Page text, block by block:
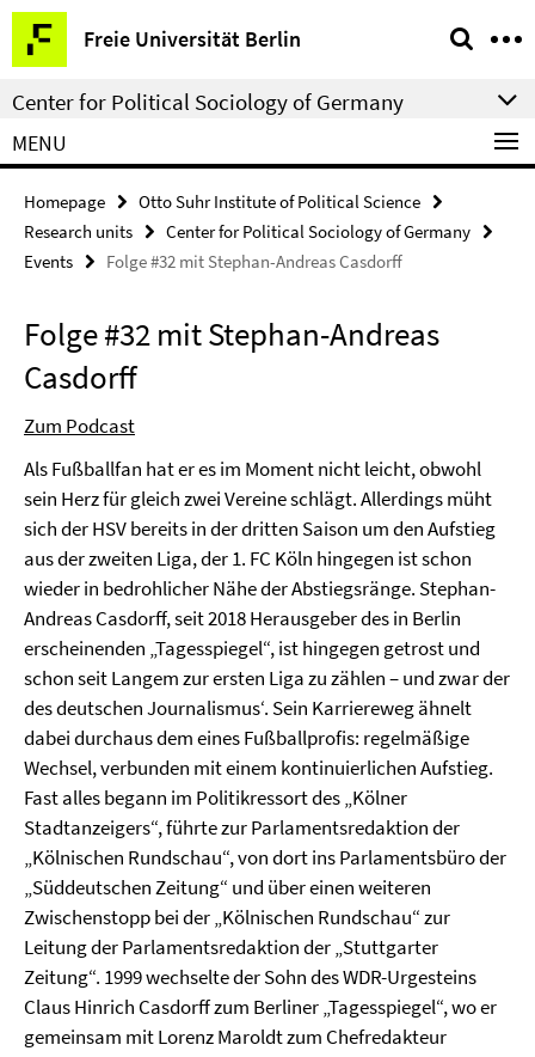
Springe
direkt
zu
Inhalt
Freie Universität Berlin
Service
Navigation
Center for Political Sociology of Germany
MENU
Homepage
Otto Suhr Institute of Political Science
Research units
Center for Political Sociology of Germany
Events
Folge #32 mit Stephan-Andreas Casdorff
Folge #32 mit Stephan-Andreas
Casdorff
Zum Podcast
Als Fußballfan hat er es im Moment nicht leicht, obwohl
sein Herz für gleich zwei Vereine schlägt. Allerdings müht
sich der HSV bereits in der dritten Saison um den Aufstieg
aus der zweiten Liga, der 1. FC Köln hingegen ist schon
wieder in bedrohlicher Nähe der Abstiegsränge. Stephan-
Andreas Casdorff, seit 2018 Herausgeber des in Berlin
erscheinenden „Tagesspiegel“, ist hingegen getrost und
schon seit Langem zur ersten Liga zu zählen – und zwar der
des deutschen Journalismus‘. Sein Karriereweg ähnelt
dabei durchaus dem eines Fußballprofis: regelmäßige
Wechsel, verbunden mit einem kontinuierlichen Aufstieg.
Fast alles begann im Politikressort des „Kölner
Stadtanzeigers“, führte zur Parlamentsredaktion der
„Kölnischen Rundschau“, von dort ins Parlamentsbüro der
„Süddeutschen Zeitung“ und über einen weiteren
Zwischenstopp bei der „Kölnischen Rundschau“ zur
Leitung der Parlamentsredaktion der „Stuttgarter
Zeitung“. 1999 wechselte der Sohn des WDR-Urgesteins
Claus Hinrich Casdorff zum Berliner „Tagesspiegel“, wo er
gemeinsam mit Lorenz Maroldt zum Chefredakteur